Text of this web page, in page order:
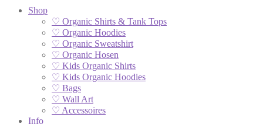
Shop
♡ Organic Shirts & Tank Tops
♡ Organic Hoodies
♡ Organic Sweatshirt
♡ Organic Hosen
♡ Kids Organic Shirts
♡ Kids Organic Hoodies
♡ Bags
♡ Wall Art
♡ Accessoires
Info